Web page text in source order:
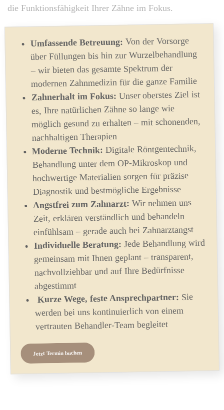
die Funktionsfähigkeit Ihrer Zähne im Fokus.
Umfassende Betreuung: Von der Vorsorge
über Füllungen bis hin zur Wurzelbehandlung
– wir bieten das gesamte Spektrum der
modernen Zahnmedizin für die ganze Familie
Zahnerhalt im Fokus: Unser oberstes Ziel ist
es, Ihre natürlichen Zähne so lange wie
möglich gesund zu erhalten – mit schonenden,
nachhaltigen Therapien
Moderne Technik: Digitale Röntgentechnik,
Behandlung unter dem OP-Mikroskop und
hochwertige Materialien sorgen für präzise
Diagnostik und bestmögliche Ergebnisse
Angstfrei zum Zahnarzt: Wir nehmen uns
Zeit, erklären verständlich und behandeln
einfühlsam – gerade auch bei Zahnarztangst
Individuelle Beratung: Jede Behandlung wird
gemeinsam mit Ihnen geplant – transparent,
nachvollziehbar und auf Ihre Bedürfnisse
abgestimmt
Kurze Wege, feste Ansprechpartner: Sie
werden bei uns kontinuierlich von einem
vertrauten Behandler-Team begleitet
Jetzt Termin buchen